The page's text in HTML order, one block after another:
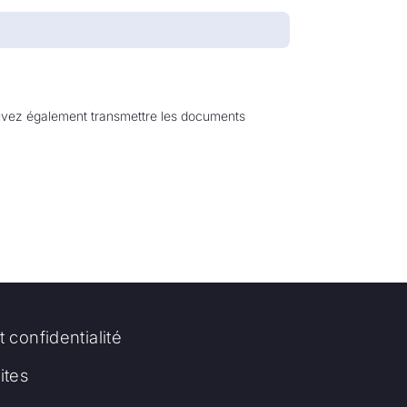
également transmettre les documents
confidentialité